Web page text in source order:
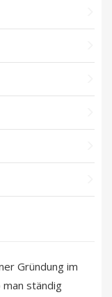
Gründung im
man ständig